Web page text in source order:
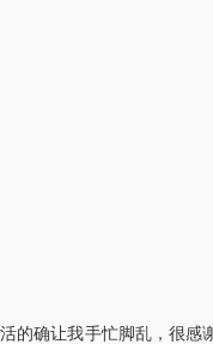
的确让我手忙脚乱，很感